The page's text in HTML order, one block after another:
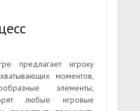
предлагает игроку
моментов,
элементы,
любые игровые